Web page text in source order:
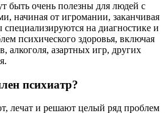
быть очень полезны для людей с
начиная от игромании, заканчивая
на диагностике и
психического здоровья, включая
алкоголя, азартных игр, других
психиатр?
лечат и решают целый ряд проблем